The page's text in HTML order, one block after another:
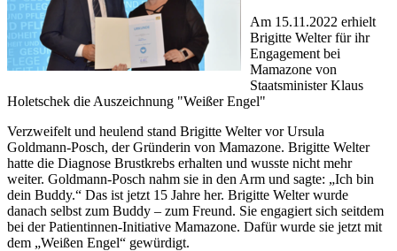
Am 15.11.2022 erhielt
Brigitte Welter für ihr
Engagement bei
Mamazone von
Staatsminister Klaus
Holetschek die Auszeichnung "Weißer Engel"
Verzweifelt und heulend stand Brigitte Welter vor Ursula
Goldmann-Posch, der Gründerin von Mamazone. Brigitte Welter
hatte die Diagnose Brustkrebs erhalten und wusste nicht mehr
weiter. Goldmann-Posch nahm sie in den Arm und sagte: „Ich bin
dein Buddy.“ Das ist jetzt 15 Jahre her. Brigitte Welter wurde
danach selbst zum Buddy – zum Freund. Sie engagiert sich seitdem
bei der Patientinnen-Initiative Mamazone. Dafür wurde sie jetzt mit
dem „Weißen Engel“ gewürdigt.